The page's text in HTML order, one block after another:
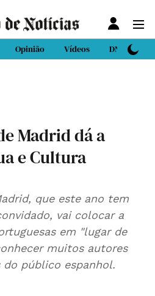
Opinião Vídeos DN Sport
Madrid dá a
e Cultura
que este ano tem
vai colocar a
em "lugar de
muitos autores
do público espanhol.